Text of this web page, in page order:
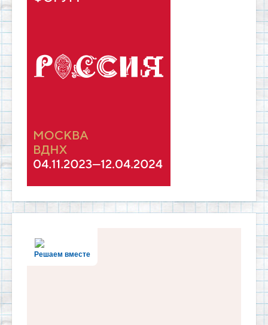
Решаем вместе